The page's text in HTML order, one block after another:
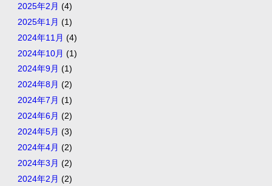
2025年2月 (4)
2025年1月 (1)
2024年11月 (4)
2024年10月 (1)
2024年9月 (1)
2024年8月 (2)
2024年7月 (1)
2024年6月 (2)
2024年5月 (3)
2024年4月 (2)
2024年3月 (2)
2024年2月 (2)